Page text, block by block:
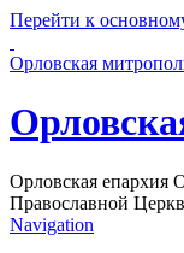
Перейти к
Орловская
Орловская епархия
Православной
Navigation